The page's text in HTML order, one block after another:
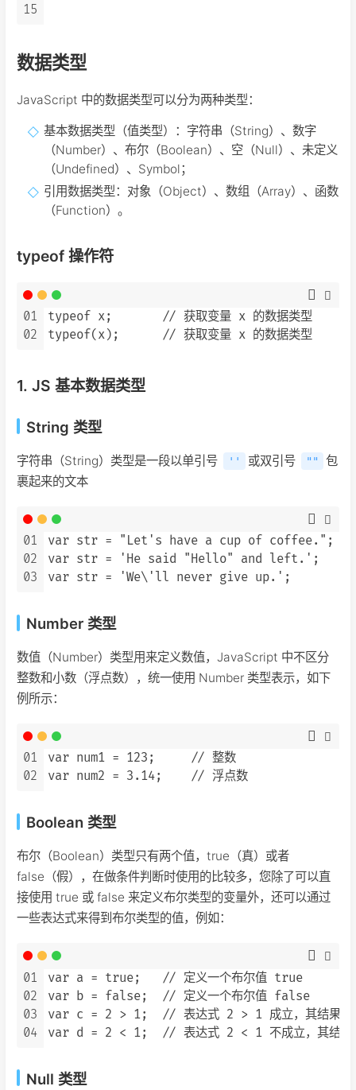
15
数据类型
JavaScript 中的数据类型可以分为两种类型：
基本数据类型（值类型）：字符串（String）、数字
（Number）、布尔（Boolean）、空（Null）、未定义
（Undefined）、Symbol；
引用数据类型：对象（Object）、数组（Array）、函数
（Function）。
typeof 操作符
01
02
typeof x;       // 获取变量 x 的数据类型
1. JS 基本数据类型
String 类型
字符串（String）类型是一段以单引号 '' 或双引号 ""
包
裹起来的文本
01
02
03
var str = "Let's have a cup of coffee.";  // 双
var str = 'He said "Hello" and left.';    // 单
Number 类型
数值（Number）类型用来定义数值，JavaScript 中不区分
整数和小数（浮点数），统一使用 Number 类型表示，如下
例所示：
01
02
var num1 = 123;     // 整数
Boolean 类型
布尔（Boolean）类型只有两个值，true（真）或者
false（假），在做条件判断时使用的比较多，您除了可以直
接使用 true 或 false 来定义布尔类型的变量外，还可以通过
一些表达式来得到布尔类型的值，例如：
01
02
03
04
var a = true;   // 定义一个布尔值 true
var b = false;  // 定义一个布尔值 false
var c = 2 > 1;  // 表达式 2 > 1 成立，其结果为“
Null 类型